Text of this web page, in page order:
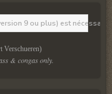
9 ou plus) est
Verschueren)
& congas only.